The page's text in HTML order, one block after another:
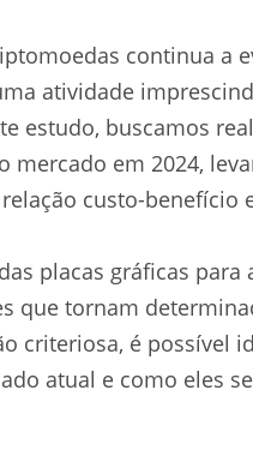
continua a
atividade
estudo, buscamos
em 2024,
custo-benefício
placas gráficas
que tornam
criteriosa, é possível
atual e como eles